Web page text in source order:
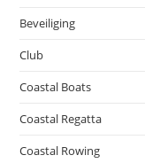
Beveiliging
Club
Coastal Boats
Coastal Regatta
Coastal Rowing